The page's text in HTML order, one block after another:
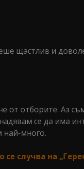
щастлив и
отборите. Аз
се да има
най-много.
случва на